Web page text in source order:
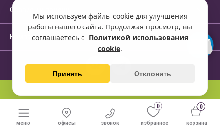
Мы используем файлы cookie для улучшения
работы нашего сайта. Продолжая просмотр, вы
соглашаетесь с Политикой использования
cookie.
Принять Отклонить
Сервисы и помощь
Компания
меню офисы звонок
0
избранное
0
корзина